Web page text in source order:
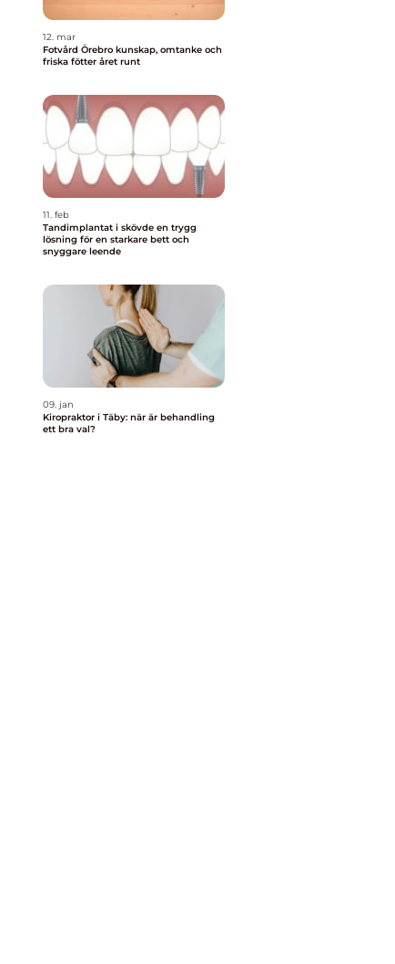
12. mar
Fotvård Örebro kunskap, omtanke och
friska fötter året runt
11. feb
Tandimplantat i skövde en trygg
lösning för en starkare bett och
snyggare leende
09. jan
Kiropraktor i Täby: när är behandling
ett bra val?